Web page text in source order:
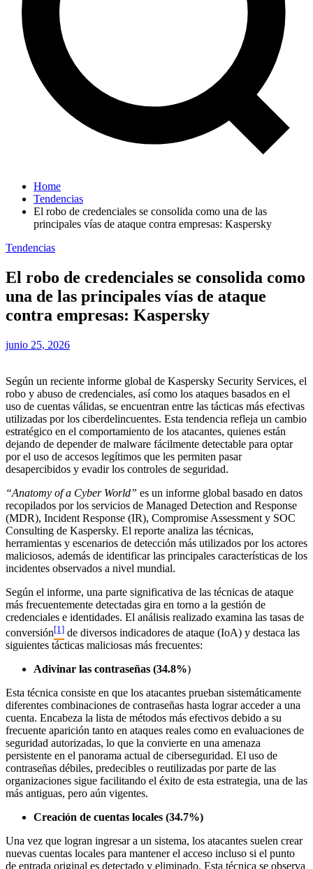
Home
Tendencias
El robo de credenciales se consolida como una de las
principales vías de ataque contra empresas: Kaspersky
Tendencias
El robo de credenciales se consolida como
una de las principales vías de ataque
contra empresas: Kaspersky
junio 25, 2026
Según un reciente informe global de Kaspersky Security Services, el
robo y abuso de credenciales, así como los ataques basados en el
uso de cuentas válidas, se encuentran entre las tácticas más efectivas
utilizadas por los ciberdelincuentes. Esta tendencia refleja un cambio
estratégico en el comportamiento de los atacantes, quienes están
dejando de depender de malware fácilmente detectable para optar
por el uso de accesos legítimos que les permiten pasar
desapercibidos y evadir los controles de seguridad.
“Anatomy of a Cyber World” es un informe global basado en datos
recopilados por los servicios de Managed Detection and Response
(MDR), Incident Response (IR), Compromise Assessment y SOC
Consulting de Kaspersky. El reporte analiza las técnicas,
herramientas y escenarios de detección más utilizados por los actores
maliciosos, además de identificar las principales características de los
incidentes observados a nivel mundial.
Según el informe, una parte significativa de las técnicas de ataque
más frecuentemente detectadas gira en torno a la gestión de
credenciales e identidades. El análisis realizado examina las tasas de
conversión[1] de diversos indicadores de ataque (IoA) y destaca las
siguientes tácticas maliciosas más frecuentes:
Adivinar las contraseñas (34.8%)
Esta técnica consiste en que los atacantes prueban sistemáticamente
diferentes combinaciones de contraseñas hasta lograr acceder a una
cuenta. Encabeza la lista de métodos más efectivos debido a su
frecuente aparición tanto en ataques reales como en evaluaciones de
seguridad autorizadas, lo que la convierte en una amenaza
persistente en el panorama actual de ciberseguridad. El uso de
contraseñas débiles, predecibles o reutilizadas por parte de las
organizaciones sigue facilitando el éxito de esta estrategia, una de las
más antiguas, pero aún vigentes.
Creación de cuentas locales (34.7%)
Una vez que logran ingresar a un sistema, los atacantes suelen crear
nuevas cuentas locales para mantener el acceso incluso si el punto
de entrada original es detectado y eliminado. Esta técnica se observa